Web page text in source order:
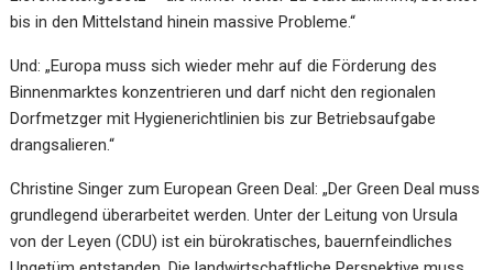
bis in den Mittelstand hinein massive Probleme.“
Und: „Europa muss sich wieder mehr auf die Förderung des
Binnenmarktes konzentrieren und darf nicht den regionalen
Dorfmetzger mit Hygienerichtlinien bis zur Betriebsaufgabe
drangsalieren.“
Christine Singer zum European Green Deal: „Der Green Deal muss
grundlegend überarbeitet werden. Unter der Leitung von Ursula
von der Leyen (CDU) ist ein bürokratisches, bauernfeindliches